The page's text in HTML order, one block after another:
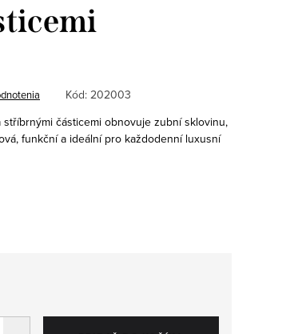
Kód: 202003
částicemi obnovuje zubní sklovinu,
funkční a ideální pro každodenní luxusní